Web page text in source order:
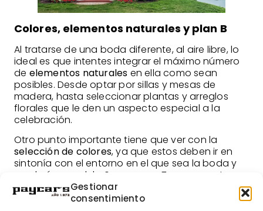
Gestionar
consentimiento
Colores, elementos naturales y plan B
Al tratarse de una boda diferente, al aire libre, lo
ideal es que intentes integrar el máximo número
de elementos naturales en ella como sean
posibles. Desde optar por sillas y mesas de
madera, hasta seleccionar plantas y arreglos
florales que le den un aspecto especial a la
celebración.
Otro punto importante tiene que ver con la
selección de colores, ya que estos deben ir en
sintonía con el entorno en el que sea la boda y
con la época del año que sea. Ten en cuenta
estos factores a la hora de elegir los colores para
que no haya ningún elemento disonante.